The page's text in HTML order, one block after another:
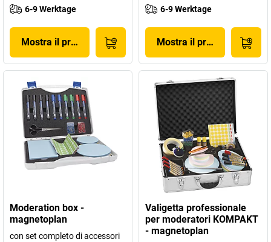
6-9 Werktage
Mostra il prodotto
6-9 Werktage
Mostra il prodotto
Moderation box -
magnetoplan
con set completo di accessori
Valigetta professionale
per moderatori KOMPAKT
- magnetoplan